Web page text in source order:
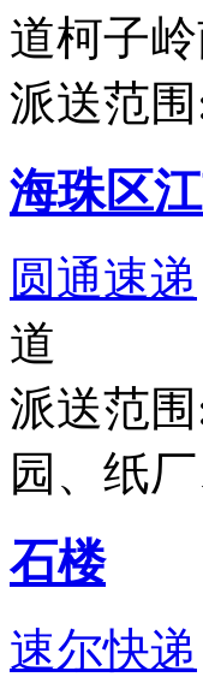
道柯子
派送范
海珠区
圆通速递
道
派送范
园、纸
石楼
速尔快递